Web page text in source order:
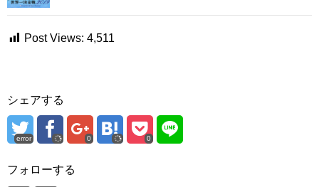
Post Views: 4,511
シェアする
error 0 0
フォローする